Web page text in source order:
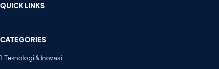
QUICK LINKS
CATEGORIES
1. Teknologi & Inovasi